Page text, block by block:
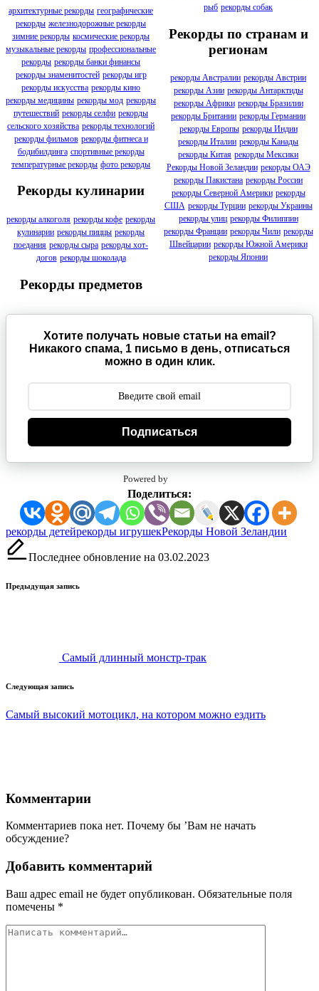
архитектурные рекорды географические
рекорды железнодорожные рекорды
зимние рекорды космические рекорды
музыкальные рекорды профессиональные
рекорды рекорды банки финансы
рекорды знаменитостей рекорды игр
рекорды искусства рекорды кино
рекорды медицины рекорды мод рекорды
путешествий рекорды селфи рекорды
сельского хозяйства рекорды технологий
рекорды фильмов рекорды фитнеса и
бодибилдинга спортивные рекорды
температурные рекорды фото рекорды
Рекорды кулинарии
рекорды алкоголя рекорды кофе рекорды
кулинарии рекорды пиццы рекорды
поедания рекорды сыра рекорды хот-
догов рекорды шоколада
Рекорды предметов
рыб рекорды собак
Рекорды по странам и
регионам
рекорды Австралии рекорды Австрии
рекорды Азии рекорды Антарктиды
рекорды Африки рекорды Бразилии
рекорды Британии рекорды Германии
рекорды Европы рекорды Индии
рекорды Италии рекорды Канады
рекорды Китая рекорды Мексики
Рекорды Новой Зеландии рекорды ОАЭ
рекорды Пакистана рекорды России
рекорды Северной Америки рекорды
США рекорды Турции рекорды Украины
рекорды улиц рекорды Филиппин
рекорды Франции рекорды Чили рекорды
Швейцарии рекорды Южной Америки
рекорды Японии
Хотите получать новые статьи на email?
Никакого спама, 1 письмо в день, отписаться
можно в один клик.
Подписаться
Powered by
Поделиться:
Метки:
рекорды детейрекорды игрушекРекорды Новой Зеландии
Последнее обновление на 03.02.2023
Навигация
Предыдущая запись
Самый длинный монстр-трак
Следующая запись
Самый высокий мотоцикл, на котором можно ездить
Комментарии
Комментариев пока нет. Почему бы ’Вам не начать
обсуждение?
Добавить комментарий
Ваш адрес email не будет опубликован. Обязательные поля
помечены *